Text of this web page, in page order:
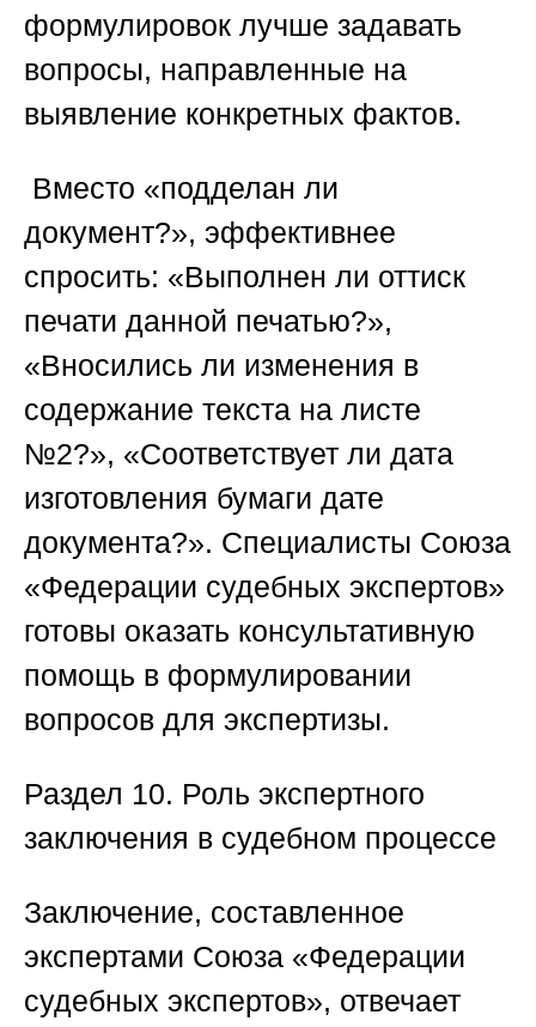
формулировок лучше задавать
вопросы, направленные на
выявление конкретных фактов.
️ Вместо «подделан ли
документ?», эффективнее
спросить: «Выполнен ли оттиск
печати данной печатью?»,
«Вносились ли изменения в
содержание текста на листе
№2?», «Соответствует ли дата
изготовления бумаги дате
документа?». Специалисты Союза
«Федерации судебных экспертов»
готовы оказать консультативную
помощь в формулировании
вопросов для экспертизы.
Раздел 10. Роль экспертного
заключения в судебном процессе
Заключение, составленное
экспертами Союза «Федерации
судебных экспертов», отвечает